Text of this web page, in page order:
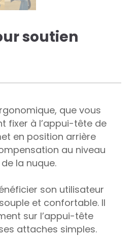
soutien
que vous
fixer à l’appui-tête de
en position arrière
au niveau
la nuque.
son utilisateur
et confortable. Il
sur l’appui-tête
attaches simples.